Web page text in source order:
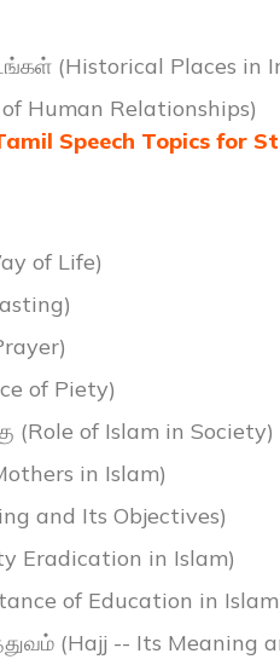
(Historical Places in
Human Relationships)
Speech Topics for
of Life)
of Piety)
(Role of Islam in Society)
in Islam)
and Its Objectives)
Eradication in Islam)
of Education in
(Hajj -- Its Meaning